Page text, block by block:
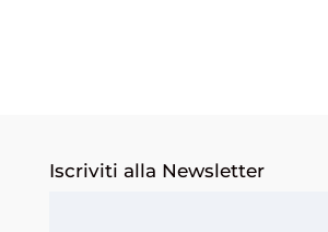
Iscriviti alla Newsletter